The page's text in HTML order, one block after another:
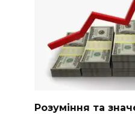
Розуміння та